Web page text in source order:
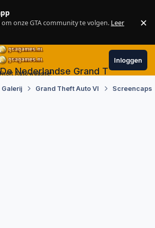
onze GTA community te volgen. Leer
×
Nederlandse Grand Theft Auto
Auto website!
Inloggen
Galerij Grand Theft Auto VI Screencaps